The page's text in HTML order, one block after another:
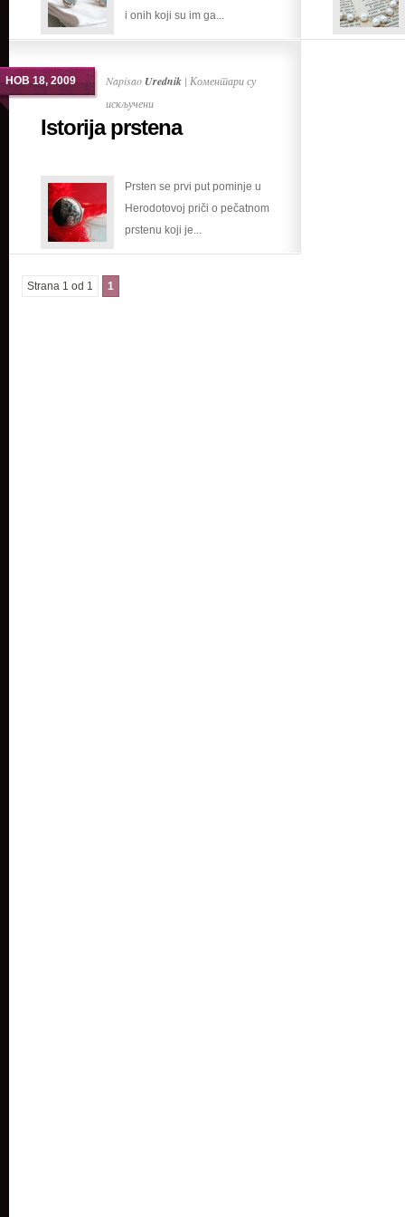
i onih koji su im ga...
НОВ 18, 2009 Napisao Urednik | Коментари су
искљученина
Istorija
Istorija prstena
Prsten se prvi put pominje u
Herodotovoj priči o pečatnom
prstenu koji je...
Strana 1 od 1 1